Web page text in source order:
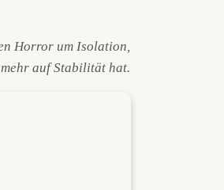
Horror um Isolation,
auf Stabilität hat.